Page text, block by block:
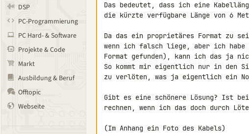
DSP
PC-Programmierung
PC Hard- & Software
Projekte & Code
Markt
Ausbildung & Beruf
Offtopic
Webseite
Das bedeutet, dass ich eine
die kürzte verfügbare Länge von 6
Da das ein proprietäres Format zu
wenn ich falsch liege, aber ich
Format gefunden), kann ich das ja
So kommt mir eigentlich nur in den
zu verlöten, was ja eigentlich ein
Gibt es eine schönere Lösung? Ist
rechnen, wenn ich das doch durch
(Im Anhang ein Foto des Kabels)